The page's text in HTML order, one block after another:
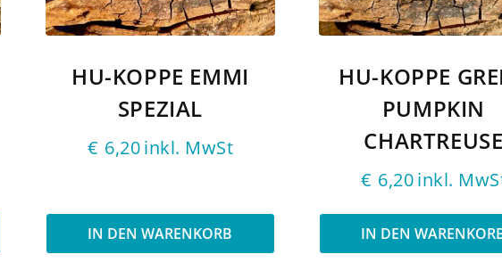
HU-KOPPE EMMI
SPEZIAL
€ 6,20inkl. MwSt
IN DEN WARENKORB
HU-KOPPE
PUMPKIN
€ 6,20inkl.
IN DEN